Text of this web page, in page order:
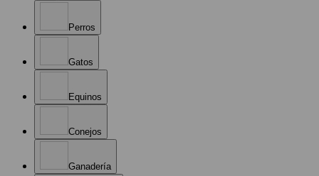
Perros
Gatos
Equinos
Conejos
Ganadería